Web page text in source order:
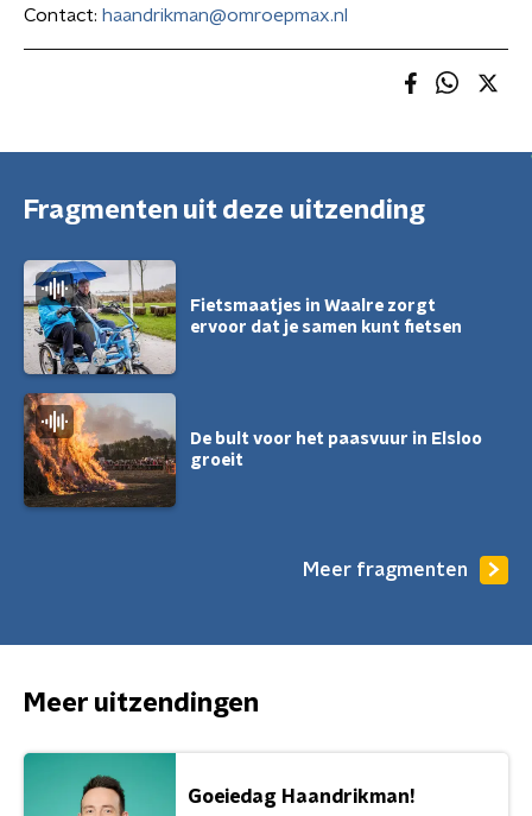
Contact: haandrikman@omroepmax.nl
Fragmenten uit deze uitzending
Fietsmaatjes in Waalre zorgt
ervoor dat je samen kunt fietsen
De bult voor het paasvuur in Elsloo
groeit
Meer fragmenten
Meer uitzendingen
Goeiedag Haandrikman!